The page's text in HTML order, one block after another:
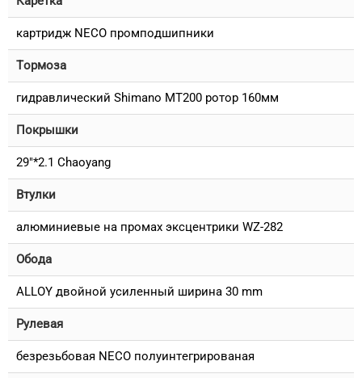
картридж NECO промподшипники
Тормоза
гидравлический Shimano MT200 ротор 160мм
Покрышки
29"*2.1 Chaoyang
Втулки
алюминиевые на промах эксцентрики WZ-282
Обода
ALLOY двойной усиленный ширина 30 mm
Рулевая
безрезьбовая NECO полуинтегрированая